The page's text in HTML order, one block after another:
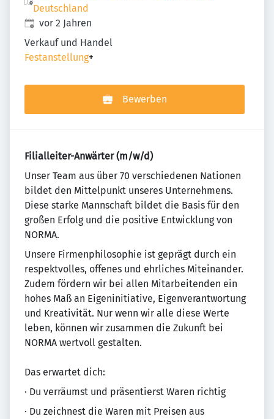
Deutschland
Veröffentlicht:
vor 2 Jahren
Verkauf und Handel
Festanstellung+
Bewerben
Filialleiter-Anwärter (m/w/d)
Un­se­r Team aus über 70 ver­schie­de­nen Na­tio­nen
bildet den Mit­tel­punkt un­se­res Un­ter­neh­mens.
Diese starke Mannschaft bildet die Basis für den
großen Erfolg und die positive Entwicklung von
NORMA.
Unsere Firmenphilosophie ist geprägt durch ein
re­spekt­vol­les, offenes und ehr­li­ches Mit­ein­an­der.
Zudem fördern wir bei allen Mitarbeitenden ein
ho­hes Maß an Eigeninitiative, Eigenverantwortung
und Krea­ti­vi­tät. Nur wenn wir alle diese Werte
leben, können wir zusammen die Zukunft bei
NORMA wertvoll gestalten.
Das erwartet dich:
· Du verräumst und präsentierst Waren richtig
· Du zeichnest die Waren mit Preisen aus